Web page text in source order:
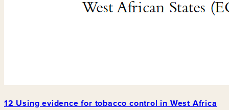
12 Using evidence for tobacco control in West Africa